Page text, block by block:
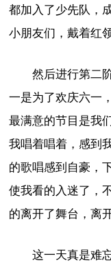
都加入了少先队，
小朋友们，戴着红
然后进行第二
一是为了欢庆六一
最满意的节目是我
我唱着唱着，感到
的歌唱感到自豪，
使我看的入迷了，
的离开了舞台，离
这一天真是难